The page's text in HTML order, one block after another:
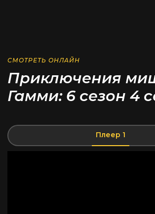
СМОТРЕТЬ ОНЛАЙН
Приключения
Гамми: 6 сезон 4
Плеер 1